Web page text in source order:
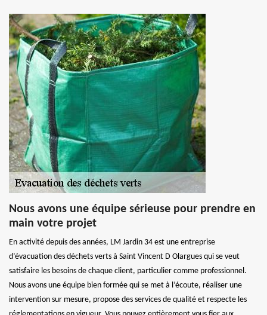
Nous avons une équipe sérieuse pour prendre en
main votre projet
En activité depuis des années, LM Jardin 34 est une entreprise
d’évacuation des déchets verts à Saint Vincent D Olargues qui se veut
satisfaire les besoins de chaque client, particulier comme professionnel.
Nous avons une équipe bien formée qui se met à l’écoute, réaliser une
intervention sur mesure, propose des services de qualité et respecte les